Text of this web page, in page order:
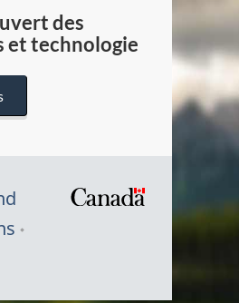
des
et technologie
Symbole